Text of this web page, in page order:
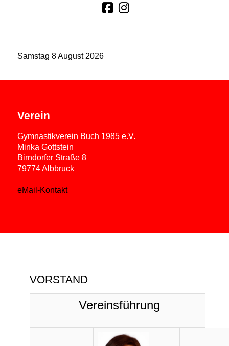
Samstag 8 August 2026
Verein
Gymnastikverein Buch 1985 e.V.
Minka Gottstein
Birndorfer Straße 8
79774 Albbruck
eMail-Kontakt
VORSTAND
Vereinsführung